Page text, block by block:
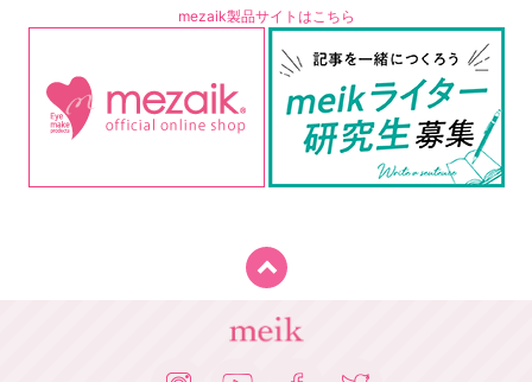
mezaik製品サイトはこちら